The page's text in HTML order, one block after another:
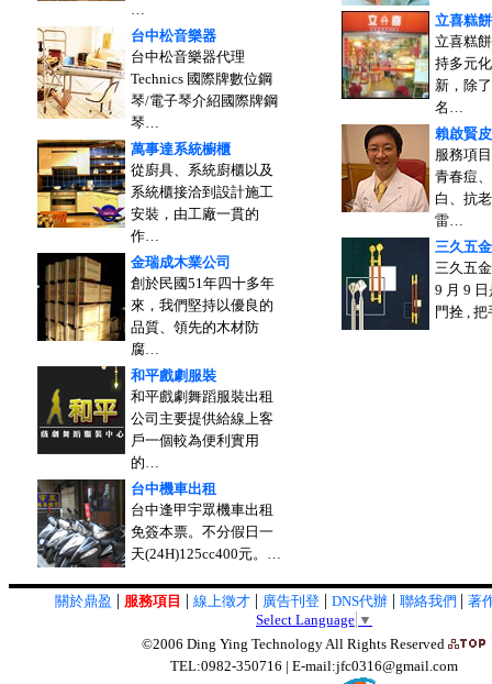
…
台中松音樂器
台中松音樂器代理
Technics 國際牌數位鋼
琴/電子琴介紹國際牌鋼
琴…
萬事達系統櫥櫃
從廚具、系統廚櫃以及
系統櫃接洽到設計施工
安裝，由工廠一貫的
作…
金瑞成木業公司
創於民國51年四十多年
來，我們堅持以優良的
品質、領先的木材防
腐…
和平戲劇服裝
和平戲劇舞蹈服裝出租
公司主要提供給線上客
戶一個較為便利實用
的…
台中機車出租
台中逢甲宇眾機車出租
免簽本票。不分假日一
天(24H)125cc400元。…
立喜糕
立喜糕
持多元
新，除
名…
賴啟賢
服務項
青春痘
白、抗
雷…
三久五金
三久五
9 月 9
門拴 ,
關於鼎盈 | 服務項目 | 線上徵才 | 廣告刊登 | DNS代辦 | 聯絡我們 | 著
Select Language ▼
©2006 Ding Ying Technology All Rights Reserved
TEL:0982-350716 | E-mail:jfc0316@gmail.com